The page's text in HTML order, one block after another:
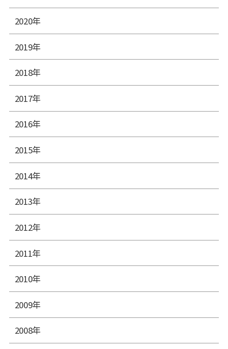
2020年
2019年
2018年
2017年
2016年
2015年
2014年
2013年
2012年
2011年
2010年
2009年
2008年